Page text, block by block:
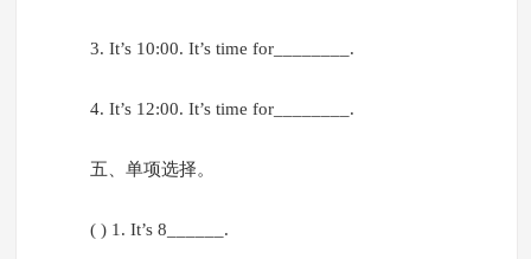
3. It’s 10:00. It’s time for________.
4. It’s 12:00. It’s time for________.
五、单项选择。
( ) 1. It’s 8______.